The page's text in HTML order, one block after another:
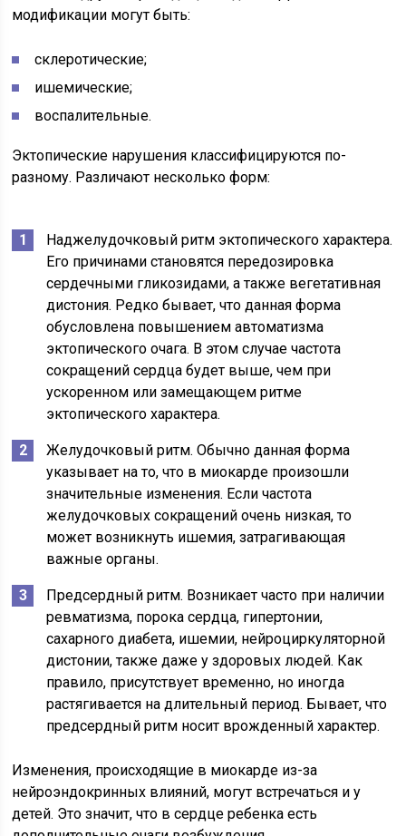
модификации могут быть:
склеротические;
ишемические;
воспалительные.
Эктопические нарушения классифицируются по-
разному. Различают несколько форм:
Наджелудочковый ритм эктопического характера.
Его причинами становятся передозировка
сердечными гликозидами, а также вегетативная
дистония. Редко бывает, что данная форма
обусловлена повышением автоматизма
эктопического очага. В этом случае частота
сокращений сердца будет выше, чем при
ускоренном или замещающем ритме
эктопического характера.
Желудочковый ритм. Обычно данная форма
указывает на то, что в миокарде произошли
значительные изменения. Если частота
желудочковых сокращений очень низкая, то
может возникнуть ишемия, затрагивающая
важные органы.
Предсердный ритм. Возникает часто при наличии
ревматизма, порока сердца, гипертонии,
сахарного диабета, ишемии, нейроциркуляторной
дистонии, также даже у здоровых людей. Как
правило, присутствует временно, но иногда
растягивается на длительный период. Бывает, что
предсердный ритм носит врожденный характер.
Изменения, происходящие в миокарде из-за
нейроэндокринных влияний, могут встречаться и у
детей. Это значит, что в сердце ребенка есть